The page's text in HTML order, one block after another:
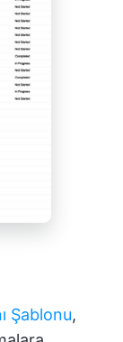
Şablonu,